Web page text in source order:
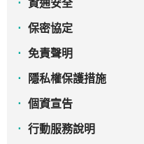
資通安全
保密協定
免責聲明
隱私權保護措施
個資宣告
行動服務說明